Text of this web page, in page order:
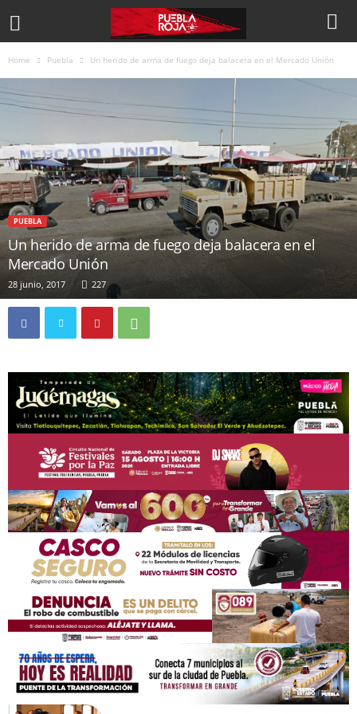
Home Puebla Un herido de arma de fuego deja balacera en el Mercado Unión
PUEBLA
Un herido de arma de fuego deja balacera en el
Mercado Unión
28 junio, 2017 227